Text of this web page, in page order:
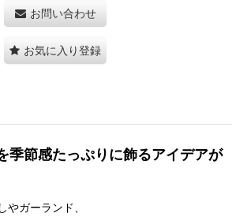
お問い合わせ
お気に入り登録
季節感たっぷりに飾るアイデアが
やガーランド、